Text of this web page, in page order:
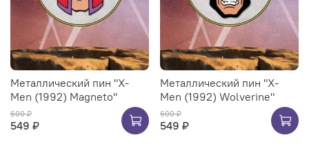
Металлический пин "X-
Men (1992) Magneto"
600 ₽
549 ₽
Металлический пин "X-
Men (1992) Wolverine"
600 ₽
549 ₽